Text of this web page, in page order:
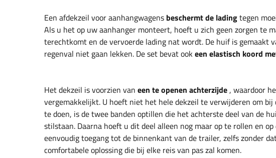
Een afdekzeil voor aanhangwagens beschermt de ladingtegen
Als u het op uw aanhanger monteert, hoeft u zich geen zorgen te
terechtkomt en de vervoerde lading nat wordt. De huif is gemaakt
regenval niet gaan lekken. De set bevat ookeen elastisch koord
Het dekzeil is voorzien van een te openen achterzijde, waardoor
vergemakkelijkt. U hoeft niet het hele dekzeil te verwijderen om
te doen, is de twee banden optillen die het achterste deel van de
stilstaan. Daarna hoeft u dit deel alleen nog maar op te rollen en
eenvoudig toegang tot de binnenkant van de trailer, zelfs zonder
comfortabele oplossing die bij elke reis van pas zal komen.